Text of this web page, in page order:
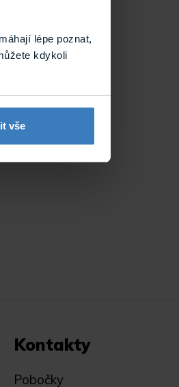
lépe poznat,
kdykoli
vše
Kontakty
Pobočky